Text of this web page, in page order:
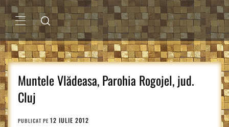
Sari
la
conținutMENIU
PRINCIPAL
Muntele Vlădeasa, Parohia Rogojel, jud.
Cluj
PUBLICAT PE 12 IULIE 2012